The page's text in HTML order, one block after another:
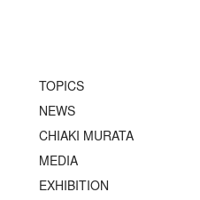
TOPICS
NEWS
CHIAKI MURATA
MEDIA
EXHIBITION